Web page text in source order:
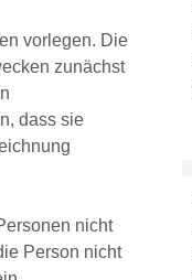
vorlegen. Die
zunächst
dass sie
nicht
Person nicht